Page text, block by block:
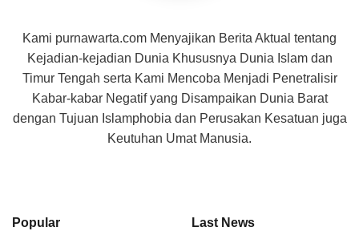
Kami purnawarta.com Menyajikan Berita Aktual tentang
Kejadian-kejadian Dunia Khususnya Dunia Islam dan
Timur Tengah serta Kami Mencoba Menjadi Penetralisir
Kabar-kabar Negatif yang Disampaikan Dunia Barat
dengan Tujuan Islamphobia dan Perusakan Kesatuan juga
Keutuhan Umat Manusia.
Popular Last News